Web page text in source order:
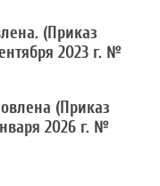
(Приказ
2023 г. №
(Приказ
2026 г. №